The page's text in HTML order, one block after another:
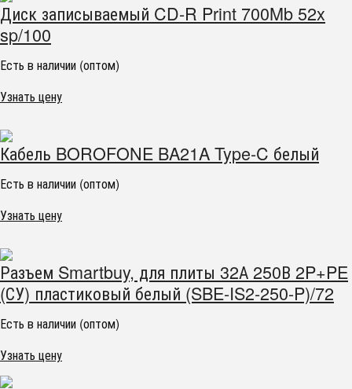
Диск записываемый CD-R Print 700Mb 52x
sp/100
Есть в наличии (оптом)
Узнать цену
Кабель BOROFONE BA21A Type-C белый
Есть в наличии (оптом)
Узнать цену
Разъем Smartbuy, для плиты 32А 250В 2P+PE
(СУ) пластиковый белый (SBE-IS2-250-P)/72
Есть в наличии (оптом)
Узнать цену